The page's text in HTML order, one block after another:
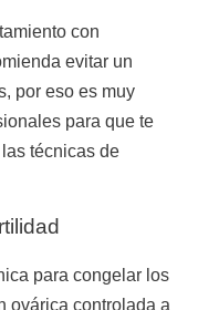
con
evitar un
por eso es muy
para que te
técnicas de
para congelar los
ovárica controlada a